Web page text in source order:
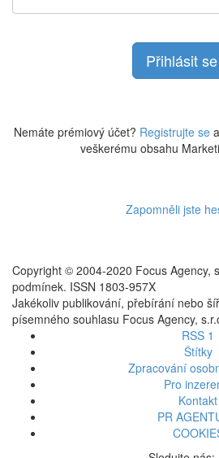
Nemáte prémiový účet? Registrujte se
veškerému obsahu
Zapomněli jste
Copyright © 2004-2020 Focus Agency,
podmínek. ISSN 1803-957X
Jakékoliv publikování, přebírání nebo
písemného souhlasu Focus Agency,
RSS 1
Štítky
Zpracování
Pro
Kontakt
PR